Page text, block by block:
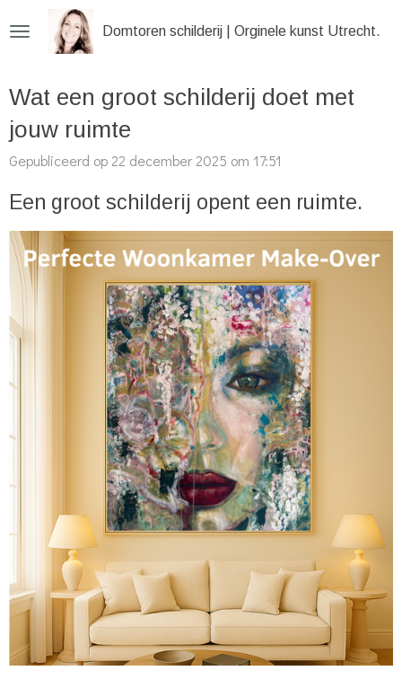
de
hoofdinhoud
Domtoren schilderij | Orginele kunst Utrecht
Wat een groot schilderij doet met
jouw ruimte
Gepubliceerd op 22 december 2025 om 17:51
Een groot schilderij opent een ruimte.